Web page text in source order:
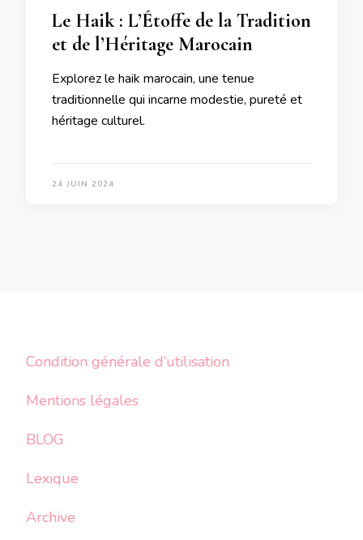
Le Haik : L’Étoffe de la Tradition
et de l’Héritage Marocain
Explorez le haik marocain, une tenue
traditionnelle qui incarne modestie, pureté et
héritage culturel.
24 JUIN 2024
Condition générale d’utilisation
Mentions légales
BLOG
Lexique
Archive